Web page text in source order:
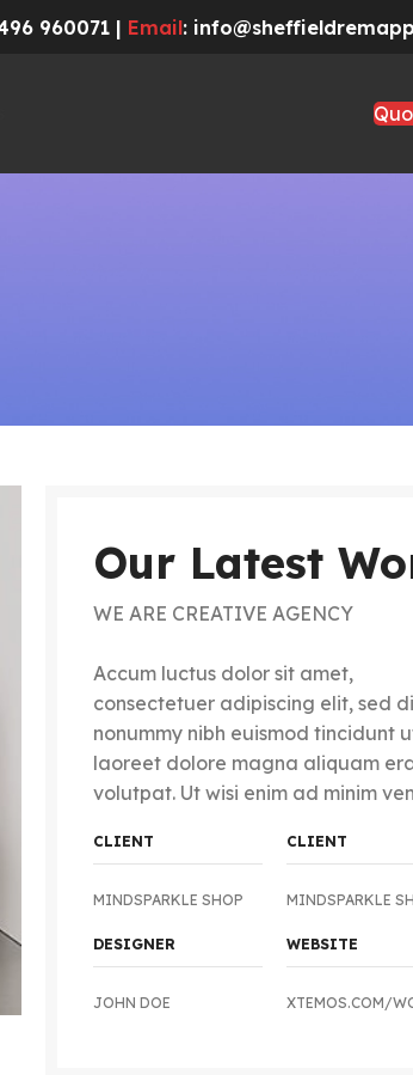
960071 | Email:
Our Latest
WE ARE CREATIVE AGENCY
Accum luctus dolor sit amet,
consectetuer adipiscing elit, sed
nonummy nibh euismod tincidunt
laoreet dolore magna aliquam
volutpat. Ut wisi enim ad minim
CLIENT
MINDSPARKLE SHOP
CLIENT
MINDSPARKLE
DESIGNER
JOHN DOE
WEBSITE
XTEMOS.COM/